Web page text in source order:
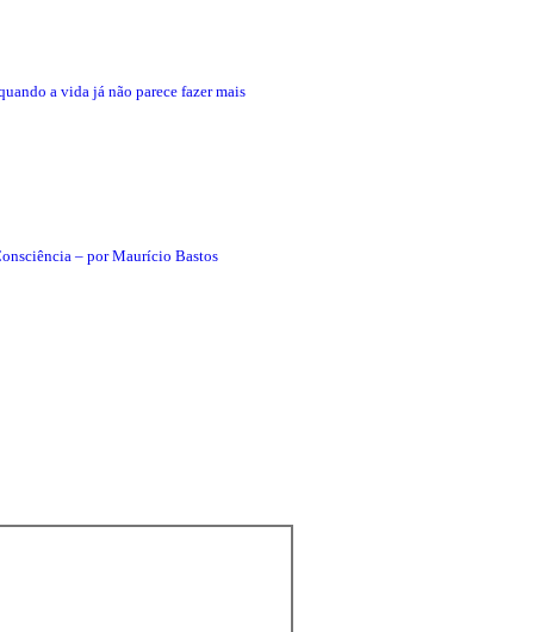
a vida já não parece fazer mais
– por Maurício Bastos